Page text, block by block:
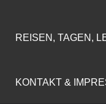
REISEN, TAGEN,
KONTAKT &